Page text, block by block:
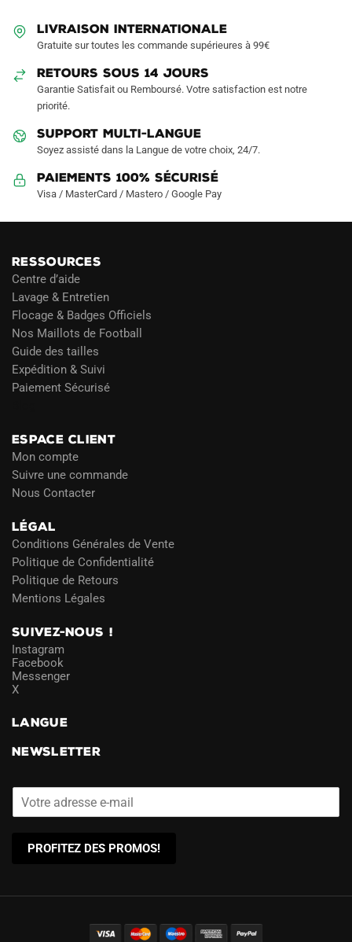
choisies
la
page
produit
page
LIVRAISON INTERNATIONALE
Gratuite sur toutes les commande supérieures à 99€
RETOURS SOUS 14 JOURS
Garantie Satisfait ou Remboursé. Votre satisfaction est notre
priorité.
SUPPORT MULTI-LANGUE
Soyez assisté dans la Langue de votre choix, 24/7.
Paiements 100% Sécurisé
Visa / MasterCard / Mastero / Google Pay
RESSOURCES
Centre d’aide
Lavage & Entretien
Flocage & Badges Officiels
Nos Maillots de Football
Guide des tailles
Expédition & Suivi
Paiement Sécurisé
ESPACE CLIENT
Mon compte
Suivre une commande
Nous Contacter
LÉGAL
Conditions Générales de Vente
Politique de Confidentialité
Politique de Retours
Mentions Légales
SUIVEZ-NOUS !
Instagram
Facebook
Messenger
X
LANGUE
NEWSLETTER
PROFITEZ DES PROMOS!